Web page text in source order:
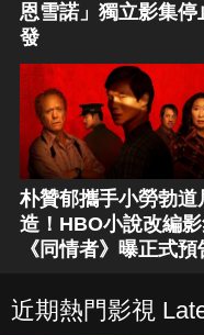
恩雪諾」獨立影集停
發
朴贊郁攜手小勞勃道
造！HBO小說改編
《同情者》曝正式預
近期熱門影視